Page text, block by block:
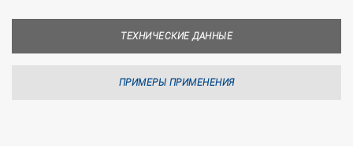
ТЕХНИЧЕСКИЕ ДАННЫЕ
ПРИМЕРЫ ПРИМЕНЕНИЯ